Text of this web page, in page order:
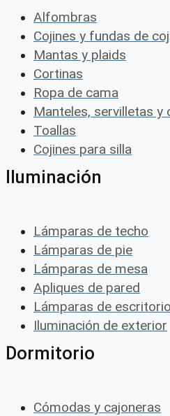
Alfombras
Cojines y fundas de
Mantas y plaids
Cortinas
Ropa de cama
Manteles, servilletas y
Toallas
Cojines para silla
Iluminación
Lámparas de techo
Lámparas de pie
Lámparas de mesa
Apliques de pared
Lámparas de escritorio
Iluminación de exterior
Dormitorio
Cómodas y cajoneras